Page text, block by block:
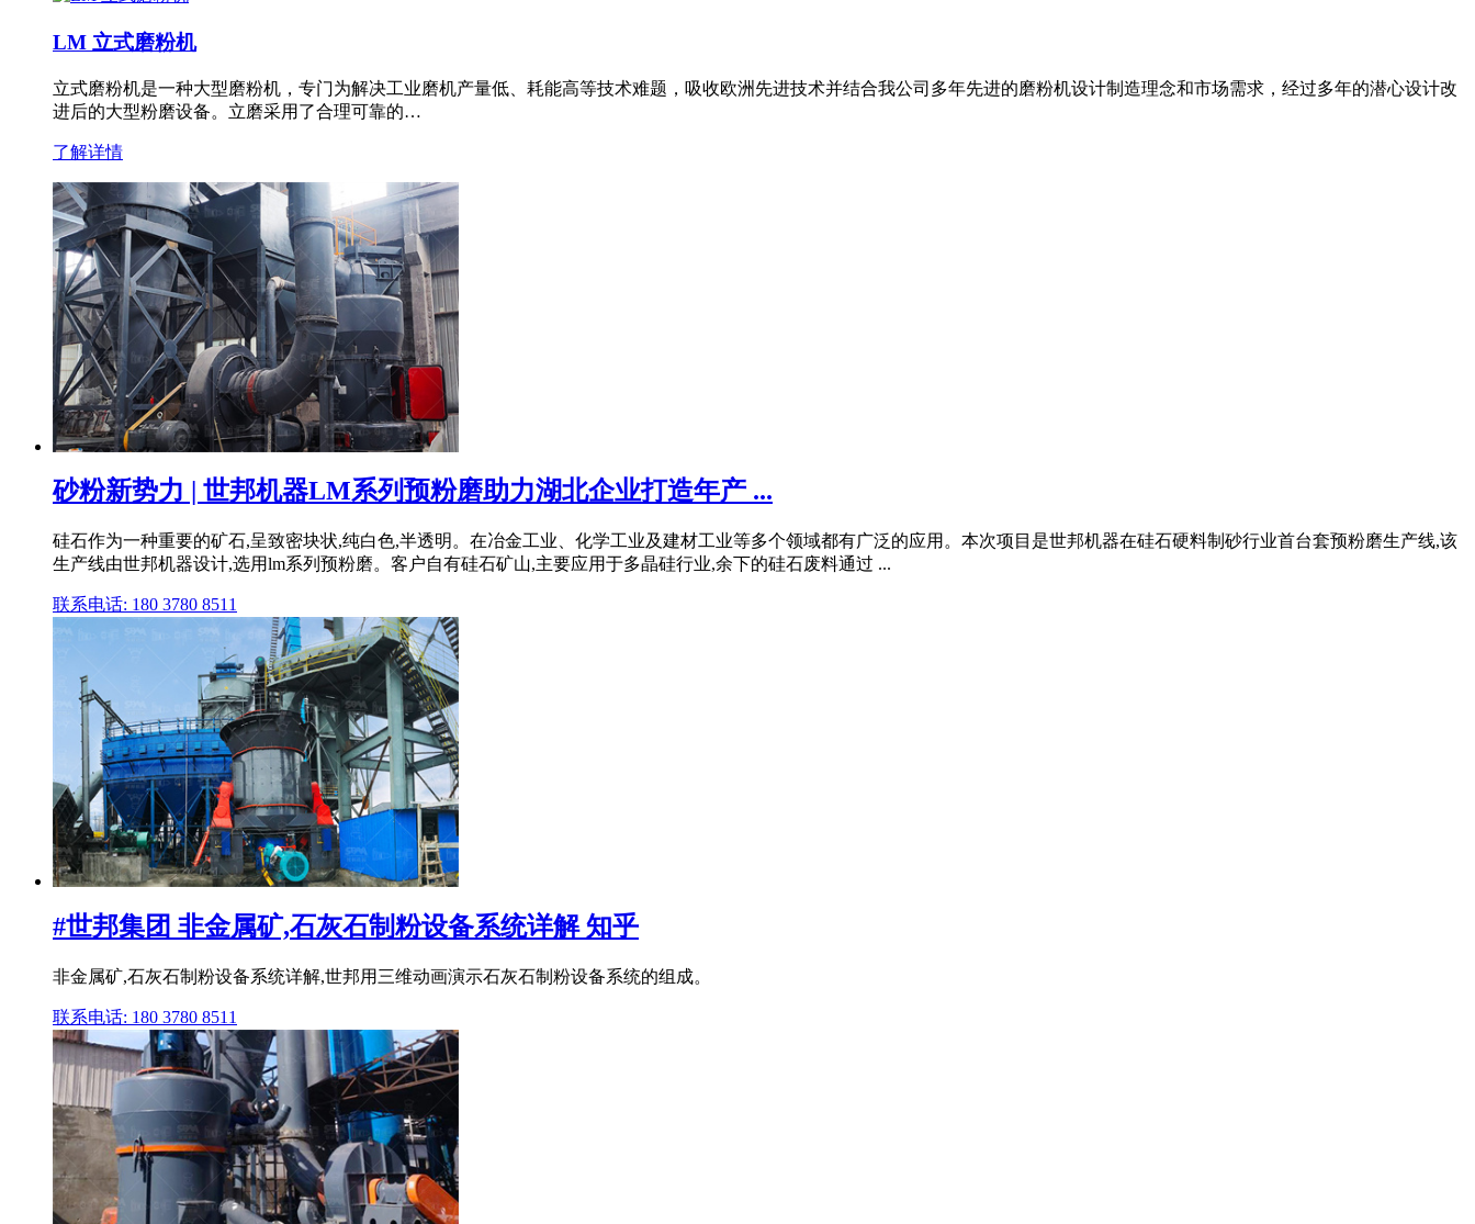
LM 立式磨粉机
立式磨粉机是一种大型磨粉机，专门为解决工业磨机产量低、耗能高等技术难题，吸收欧洲先进技术并结合我公司多年先进的磨粉机设计制造理念和市场需求，经过多年的潜心设计改
进后的大型粉磨设备。立磨采用了合理可靠的…
了解详情
砂粉新势力 | 世邦机器LM系列预粉磨助力湖北企业打造年产 ...
硅石作为一种重要的矿石,呈致密块状,纯白色,半透明。在冶金工业、化学工业及建材工业等多个领域都有广泛的应用。本次项目是世邦机器在硅石硬料制砂行业首台套预粉磨生产线,该
生产线由世邦机器设计,选用lm系列预粉磨。客户自有硅石矿山,主要应用于多晶硅行业,余下的硅石废料通过 ...
联系电话: 180 3780 8511
#世邦集团 非金属矿,石灰石制粉设备系统详解 知乎
非金属矿,石灰石制粉设备系统详解,世邦用三维动画演示石灰石制粉设备系统的组成。
联系电话: 180 3780 8511